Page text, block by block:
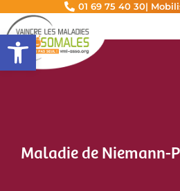
Ouvrir la barre d’outils
01 69 75 40 30|
Maladie de Niemann-